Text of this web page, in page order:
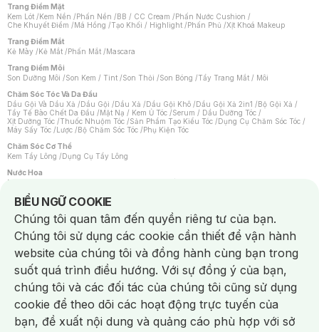
Trang Điểm Mặt
Kem Lót /Kem Nền /Phấn Nền /BB / CC Cream /Phấn Nước Cushion /
Che Khuyết Điểm /Má Hồng /Tạo Khối / Highlight /Phấn Phủ /Xịt Khoá Makeup
Trang Điểm Mắt
Kẻ Mày /Kẻ Mắt /Phấn Mắt /Mascara
Trang Điểm Môi
Son Dưỡng Môi /Son Kem / Tint /Son Thỏi /Son Bóng /Tẩy Trang Mắt / Môi
Chăm Sóc Tóc Và Da Đầu
Dầu Gội Và Dầu Xả /Dầu Gội /Dầu Xả /Dầu Gội Khô /Dầu Gội Xả 2in1 /Bộ Gội Xả /
Tẩy Tế Bào Chết Da Đầu /Mặt Nạ / Kem Ủ Tóc /Serum / Dầu Dưỡng Tóc /
Xịt Dưỡng Tóc /Thuốc Nhuộm Tóc /Sản Phẩm Tạo Kiểu Tóc /Dụng Cụ Chăm Sóc Tóc /
Máy Sấy Tóc /Lược /Bộ Chăm Sóc Tóc /Phụ Kiện Tóc
Chăm Sóc Cơ Thể
Kem Tẩy Lông /Dụng Cụ Tẩy Lông
Nước Hoa
Nước Hoa Nữ
Chăm Sóc Cá Nhân
Chống Muỗi /Khẩu Trang /Máy Massage/Mặt Nạ Xông Hơi /Nước Rửa Tay/
Sản Phẩm Chăm Sóc Khác /Bàn Chải Đánh Răng /Bàn Chải Điện/
Hỗ Trợ Trắng Răng/Kem Đánh Răng /Máy Tăm Nước/ Nước Súc Miệng/
Tăm / Chỉ Nha Khoa/ Xịt Thơm Miệng / Dung Dịch Vệ Sinh/Dưỡng Vùng Kín/
Khăn Ướt Vệ Sinh Vùng Kín/Băng Vệ Sinh/Tampon/Bọt Cạo Râu /Dao Cạo Râu/
Máy Cạo Râu
Vấn Đề Về Da
Da Dầu / Lỗ Chân Lông To/ Da Khô / Mất Nước/ Da Lão Hóa/ Da Mụn/
Da Nhạy Cảm / Kích Ứng
Da Xỉn Màu Thâm / Nám / Tàn Nhang
Quầng Thâm & Bọng Mắt /Sẹo /Viêm Da Cơ Địa
Dụng Cụ / Phụ Kiện Chăm Sóc Da
Bông Tẩy Trang
Khăn Lau Mặt Khô Dụng Cụ / Máy Rửa Mặt Máy Chăm Sóc Da
BIỂU NGỮ COOKIE
Notice about cookies usage
Chúng tôi quan tâm đến quyền riêng tư của bạn.
Chúng tôi sử dụng các cookie cần thiết để vận hành
website của chúng tôi và đồng hành cùng bạn trong
suốt quá trình điều hướng. Với sự đồng ý của bạn,
chúng tôi và các đối tác của chúng tôi cũng sử dụng
cookie để theo dõi các hoạt động trực tuyến của
bạn, đề xuất nội dung và quảng cáo phù hợp với sở